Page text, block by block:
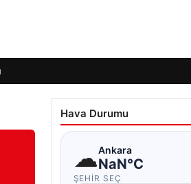
Hava Durumu
☁Ankara
NaN°C
ŞEHIR SEÇ